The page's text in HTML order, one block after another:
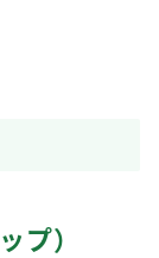
プ）